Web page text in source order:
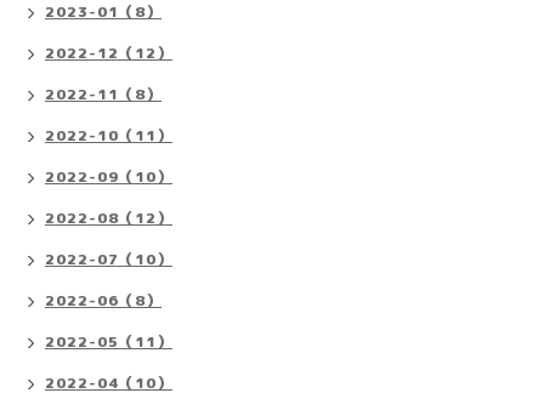
2023-01（8）
2022-12（12）
2022-11（8）
2022-10（11）
2022-09（10）
2022-08（12）
2022-07（10）
2022-06（8）
2022-05（11）
2022-04（10）